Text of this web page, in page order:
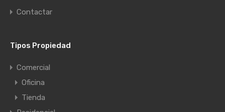
Contactar
Tipos Propiedad
Comercial
Oficina
Tienda